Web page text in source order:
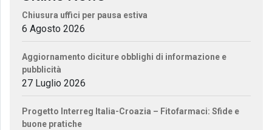
Chiusura uffici per pausa estiva
6 Agosto 2026
Aggiornamento diciture obblighi di informazione e
pubblicità
27 Luglio 2026
Progetto Interreg Italia-Croazia – Fitofarmaci: Sfide e
buone pratiche